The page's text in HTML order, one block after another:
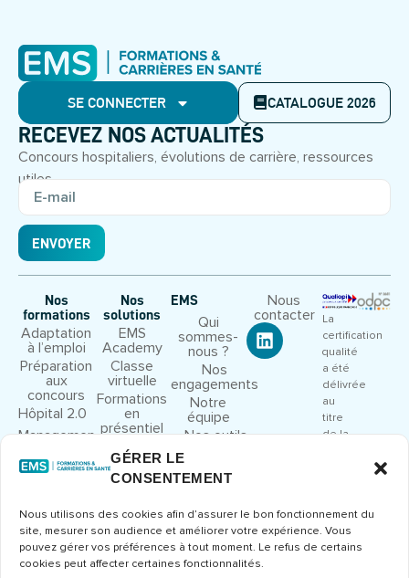
GÉRER LE
CONSENTEMENT
Nous utilisons des cookies afin d’assurer le bon fonctionnement du
site, mesurer son audience et améliorer votre expérience. Vous
pouvez gérer vos préférences à tout moment. Le refus de certains
cookies peut affecter certaines fonctionnalités.
SE CONNECTER CATALOGUE 2026
RECEVEZ NOS ACTUALITÉS
Concours hospitaliers, évolutions de carrière, ressources
utiles.
ENVOYER
Nos
formations
Adaptation
à l’emploi
Préparation
aux
concours
Hôpital 2.0
Management
Droit et
Congrès et
séminaires
Formations
métier
Nos
solutions
EMS
Academy
Classe
virtuelle
Formations
en
présentiel
EMS
Qui
sommes-
nous ?
Nos
engagements
Notre
équipe
Nos outils
pédagogiques
Nous
rejoindre
Nous
contacter
La
certification
qualité
a été
délivrée
au
titre
de la
ACTIONS
DE
FORMATION